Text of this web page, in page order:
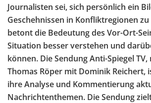
Journalisten sei, sich persönlich ein
Geschehnissen in Konfliktregionen zu
betont die Bedeutung des Vor-Ort-
Situation besser verstehen und
können. Die Sendung Anti-Spiegel
Thomas Röper mit Dominik Reichert,
ihre Analyse und Kommentierung
Nachrichtenthemen. Die Sendung